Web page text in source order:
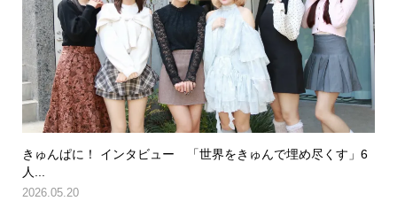
きゅんぱに！ インタビュー 「世界をきゅんで埋め尽くす」6
人...
2026.05.20